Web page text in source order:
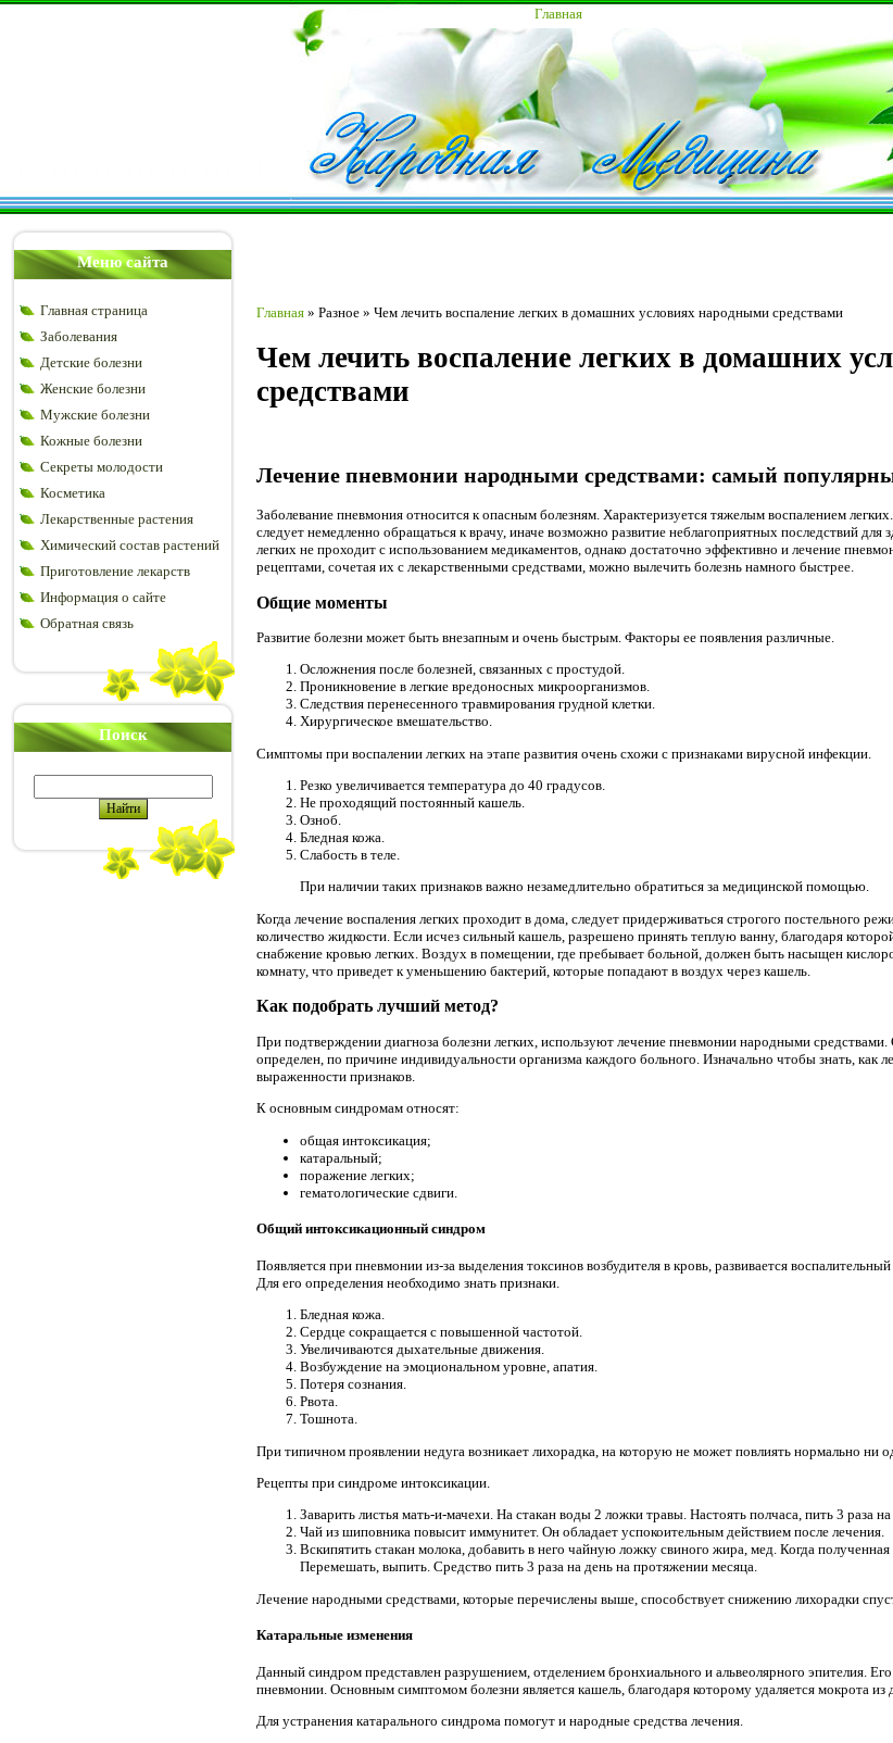
Главная
Меню сайта
Главная страница
Заболевания
Детские болезни
Женские болезни
Мужские болезни
Кожные болезни
Секреты молодости
Косметика
Лекарственные растения
Химический состав растений
Приготовление лекарств
Информация о сайте
Обратная связь
Поиск
Главная » Разное » Чем лечить воспаление легких в домашних условиях народными средствами
Чем лечить воспаление легких в домашних
средствами
Лечение пневмонии народными средствами: самый
Заболевание пневмония относится к опасным болезням. Характеризуется тяжелым воспалением
следует немедленно обращаться к врачу, иначе возможно развитие неблагоприятных последствий
легких не проходит с использованием медикаментов, однако достаточно эффективно и лечение
рецептами, сочетая их с лекарственными средствами, можно вылечить болезнь намного быстрее.
Общие моменты
Развитие болезни может быть внезапным и очень быстрым. Факторы ее появления различные.
Осложнения после болезней, связанных с простудой.
Проникновение в легкие вредоносных микроорганизмов.
Следствия перенесенного травмирования грудной клетки.
Хирургическое вмешательство.
Симптомы при воспалении легких на этапе развития очень схожи с признаками вирусной инфекции.
Резко увеличивается температура до 40 градусов.
Не проходящий постоянный кашель.
Озноб.
Бледная кожа.
Слабость в теле.
При наличии таких признаков важно незамедлительно обратиться за медицинской помощью.
Когда лечение воспаления легких проходит в дома, следует придерживаться строгого постельного
количество жидкости. Если исчез сильный кашель, разрешено принять теплую ванну, благодаря
снабжение кровью легких. Воздух в помещении, где пребывает больной, должен быть насыщен
комнату, что приведет к уменьшению бактерий, которые попадают в воздух через кашель.
Как подобрать лучший метод?
При подтверждении диагноза болезни легких, используют лечение пневмонии народными
определен, по причине индивидуальности организма каждого больного. Изначально чтобы знать, как
выраженности признаков.
К основным синдромам относят:
общая интоксикация;
катаральный;
поражение легких;
гематологические сдвиги.
Общий интоксикационный синдром
Появляется при пневмонии из-за выделения токсинов возбудителя в кровь, развивается
Для его определения необходимо знать признаки.
Бледная кожа.
Сердце сокращается с повышенной частотой.
Увеличиваются дыхательные движения.
Возбуждение на эмоциональном уровне, апатия.
Потеря сознания.
Рвота.
Тошнота.
При типичном проявлении недуга возникает лихорадка, на которую не может повлиять нормально
Рецепты при синдроме интоксикации.
Заварить листья мать-и-мачехи. На стакан воды 2 ложки травы. Настоять полчаса, пить 3 раза
Чай из шиповника повысит иммунитет. Он обладает успокоительным действием после лечения.
Вскипятить стакан молока, добавить в него чайную ложку свиного жира, мед. Когда
Перемешать, выпить. Средство пить 3 раза на день на протяжении месяца.
Лечение народными средствами, которые перечислены выше, способствует снижению лихорадки
Катаральные изменения
Данный синдром представлен разрушением, отделением бронхиального и альвеолярного эпителия.
пневмонии. Основным симптомом болезни является кашель, благодаря которому удаляется мокрота
Для устранения катарального синдрома помогут и народные средства лечения.